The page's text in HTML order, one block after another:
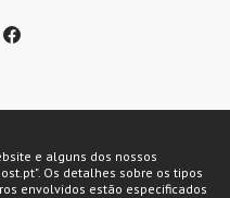
e alguns dos nossos
Os detalhes sobre os tipos
envolvidos estão especificados